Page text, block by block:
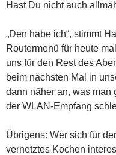
Hast Du nicht auch
„Den habe ich“, stimmt
Routermenü für heute
uns für den Rest des
beim nächsten Mal in
dann näher an, was man
der WLAN-Empfang
Übrigens: Wer sich für
vernetztes Kochen